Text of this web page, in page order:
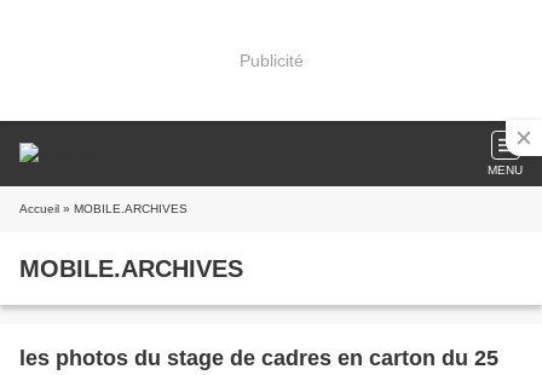
Publicité
MENU
Accueil » MOBILE.ARCHIVES
MOBILE.ARCHIVES
les photos du stage de cadres en carton du 25